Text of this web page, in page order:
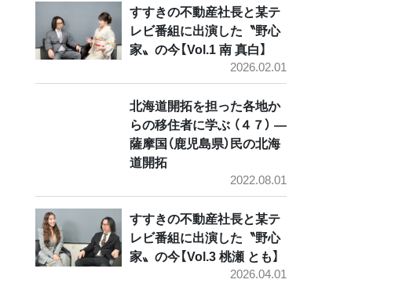
すすきの不動産社長と某テ
レビ番組に出演した〝野心
家〟の今【Vol.1 南 真白】
2026.02.01
北海道開拓を担った各地か
らの移住者に学ぶ （４７） ―
薩摩国（鹿児島県）民の北海
道開拓
2022.08.01
すすきの不動産社長と某テ
レビ番組に出演した〝野心
家〟の今【Vol.3 桃瀬 とも】
2026.04.01